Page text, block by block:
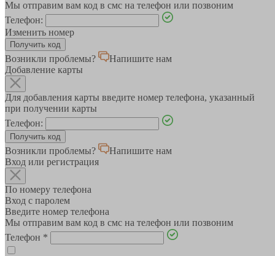
Мы отправим вам код в смс на телефон или позвоним
Телефон:
Изменить номер
Возникли проблемы?
Напишите нам
Добавление карты
Для добавления карты введите номер телефона, указанный
при получении карты
Телефон:
Возникли проблемы?
Напишите нам
Вход или регистрация
По номеру телефона
Вход с паролем
Введите номер телефона
Мы отправим вам код в смс на телефон или позвоним
Телефон *